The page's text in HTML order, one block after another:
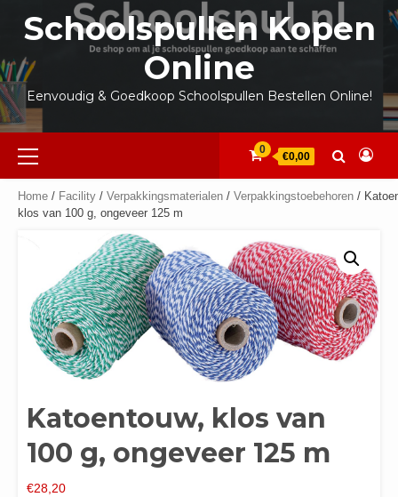
inhoud
Schoolspullen Kopen
Online
Eenvoudig & Goedkoop Schoolspullen Bestellen Online!
Primair
menu
0
€0,00
Home / Facility / Verpakkingsmaterialen / Verpakkingstoebehoren /
klos van 100 g, ongeveer 125 m
Katoentouw, klos van
100 g, ongeveer 125 m
€28,20